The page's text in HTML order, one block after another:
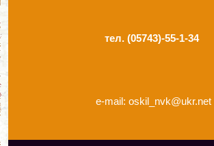
тел. (05743)-55-1-34
e-mail: oskil_nvk@ukr.net